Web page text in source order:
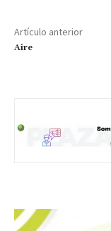
Artículo anterior
Aire